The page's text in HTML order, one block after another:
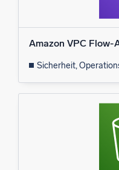
Amazon VPC Flow-
Sicherheit,